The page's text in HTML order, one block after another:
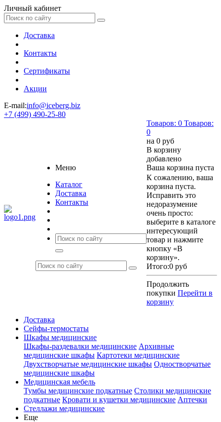
Личный кабинет
Доставка
Контакты
Сертификаты
Акции
E-mail:info@iceberg.biz
+7 (499) 490-25-80
Меню
Каталог
Доставка
Контакты
Товаров: 0 Товаров:
0
на 0 руб
В корзину
добавлено
Ваша корзина пуста
К сожалению, ваша
корзина пуста.
Исправить это
недоразумение
очень просто:
выберите в каталоге
интересующий
товар и нажмите
кнопку «В
корзину».
Итого:0 руб
Продолжить
покупки Перейти в
корзину
Доставка
Сейфы-термостаты
Шкафы медицинские
Шкафы-раздевалки медицинские Архивные
медицинские шкафы Картотеки медицинские
Двухстворчатые медицинские шкафы Одностворчатые
медицинские шкафы
Медицинская мебель
Тумбы медицинские подкатные Столики медицинские
подкатные Кровати и кушетки медицинские Аптечки
Стеллажи медицинские
Еще